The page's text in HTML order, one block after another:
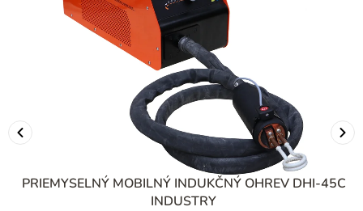
PRIEMYSELNÝ MOBILNÝ INDUKČNÝ OHREV DHI-45C
INDUSTRY